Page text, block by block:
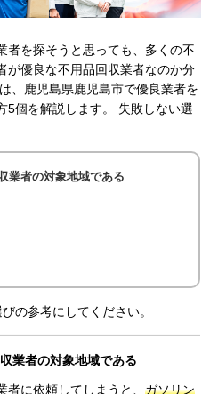
者を探そうと思っても、多くの不
が優良な不用品回収業者なのか分
、鹿児島県鹿児島市で優良業者を
5個を解説します。 失敗しない選
業者の対象地域である
の参考にしてください。
業者の対象地域である
者に依頼してしまうと、ガソリン